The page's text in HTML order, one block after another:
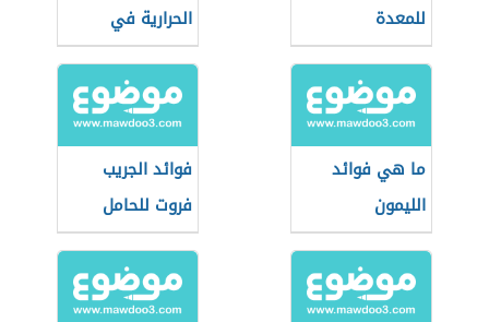
للمعدة
الحرارية في
التفاح
ما هي فوائد
الليمون
فوائد الجريب
فروت للحامل